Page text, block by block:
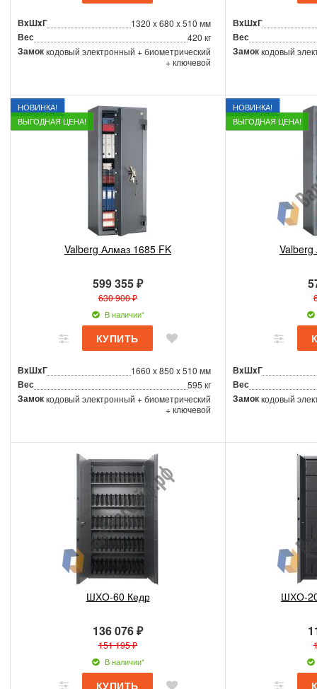
ВxШxГ 1320 x 680 x 510 мм
Вес 420 кг
Замоккодовый электронный + биометрический
+ ключевой
ВxШxГ
Вес
Замоккодовый
НОВИНКА!
ВЫГОДНАЯ ЦЕНА!
Valberg Алмаз 1685 FK
599 355 ₽
630 900 ₽
В наличии*
ВxШxГ 1660 x 850 x 510 мм
Вес 595 кг
Замоккодовый электронный + биометрический
+ ключевой
НОВИНКА!
ВЫГОДНАЯ ЦЕНА!
ВxШxГ
Вес
Замоккодовый
ШХО-60 Кедр
136 076 ₽
151 195 ₽
В наличии*
ШХО-